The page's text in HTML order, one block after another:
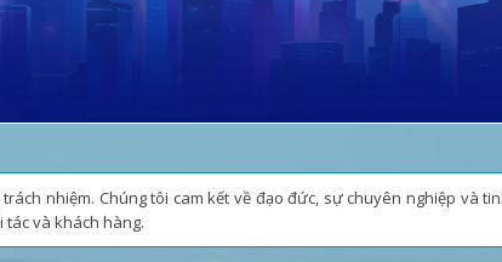
bạch và trách nhiệm. Việc xây dựng sự tín nhiệm và uy tín
và phát triển Công ty.